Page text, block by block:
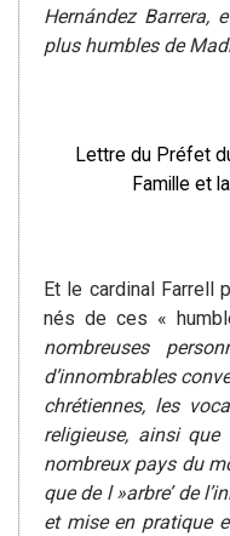
Hernández Barrera,
plus humbles de
Lettre du Préfet
Famille et
Et le cardinal Farrell
nés de ces «
nombreuses
d’innombrables
chrétiennes, les
religieuse, ainsi que
nombreux pays du
que de l »arbre’ de
et mise en pratique